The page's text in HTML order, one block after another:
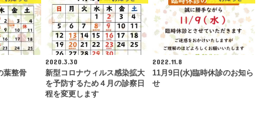
葉整骨
2020.3.30
新型コロナウィルス感染拡大
を予防するため４月の診察日
程を変更します
2022.11.8
11月9日(水)臨時休診のお知ら
せ